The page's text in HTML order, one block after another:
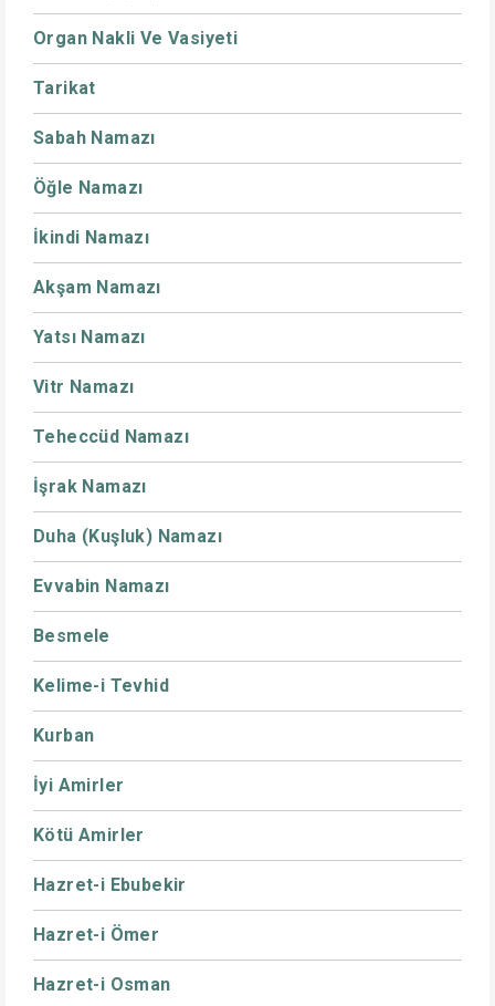
Organ Nakli Ve Vasiyeti
Tarikat
Sabah Namazı
Öğle Namazı
İkindi Namazı
Akşam Namazı
Yatsı Namazı
Vitr Namazı
Teheccüd Namazı
İşrak Namazı
Duha (Kuşluk) Namazı
Evvabin Namazı
Besmele
Kelime-i Tevhid
Kurban
İyi Amirler
Kötü Amirler
Hazret-i Ebubekir
Hazret-i Ömer
Hazret-i Osman